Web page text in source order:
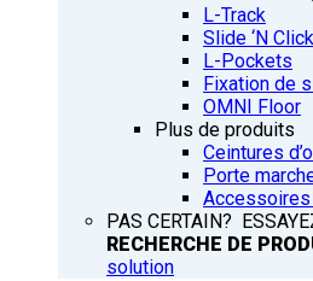
L-Track
Slide ‘N Click
L-Pockets
Fixation de
OMNI Floor
Plus de produits
Ceintures
Porte
Accessoires
PAS CERTAIN?
RECHERCHE DE
solution